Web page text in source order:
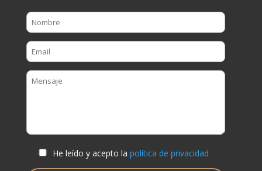
He leído y acepto la política de privacidad